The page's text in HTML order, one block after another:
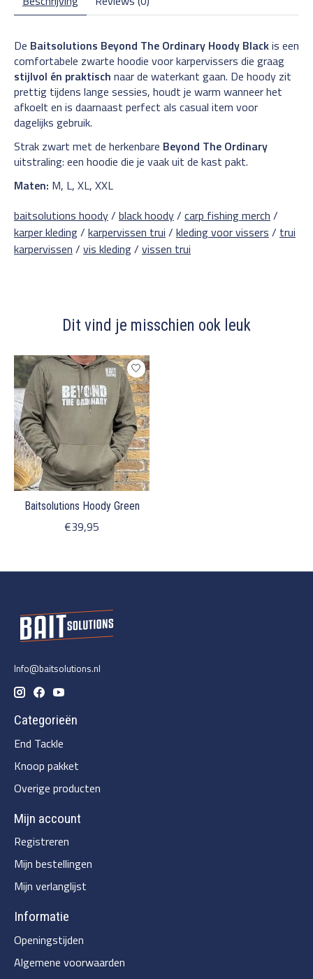
De Baitsolutions Beyond The Ordinary Hoody Blackis een
comfortabele zwarte hoodie voor karpervissers die graag
stijlvol én praktisch naar de waterkant gaan. De hoody zit
prettig tijdens lange sessies, houdt je warm wanneer het
afkoelt en is daarnaast perfect als casual item voor
dagelijks gebruik.
Strak zwart met de herkenbare Beyond The Ordinary
uitstraling: een hoodie die je vaak uit de kast pakt.
Maten: M, L, XL, XXL
baitsolutions hoody/ black hoody/ carp fishing merch /
karper kleding/ karpervissen trui / kleding voor vissers / trui
karpervissen / vis kleding/ vissen trui
Dit vind je misschien ook leuk
Items van productcarrousel
Baitsolutions Hoody Green
€39,95
Info@baitsolutions.nl
Categorieën
End Tackle
Knoop pakket
Overige producten
Mijn account
Registreren
Mijn bestellingen
Mijn verlanglijst
Informatie
Openingstijden
Algemene voorwaarden